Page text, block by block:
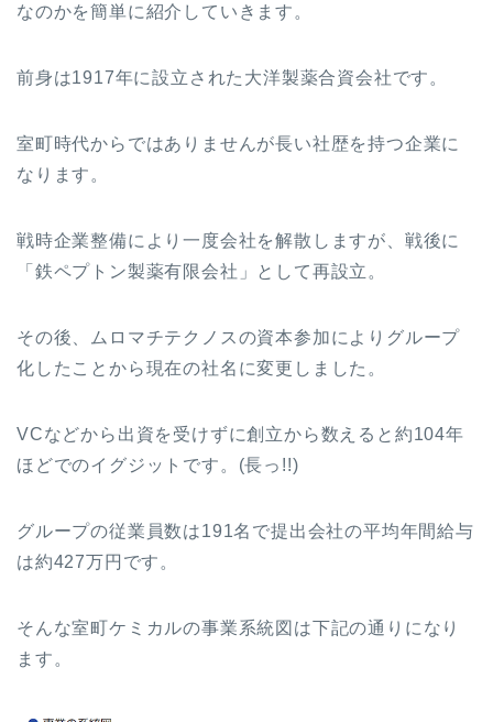
なのかを簡単に紹介していきます。
前身は1917年に設立された大洋製薬合資会社です。
室町時代からではありませんが長い社歴を持つ企業に
なります。
戦時企業整備により一度会社を解散しますが、戦後に
「鉄ペプトン製薬有限会社」として再設立。
その後、ムロマチテクノスの資本参加によりグループ
化したことから現在の社名に変更しました。
VCなどから出資を受けずに創立から数えると約104年
ほどでのイグジットです。(長っ!!)
グループの従業員数は191名で提出会社の平均年間給与
は約427万円です。
そんな室町ケミカルの事業系統図は下記の通りになり
ます。